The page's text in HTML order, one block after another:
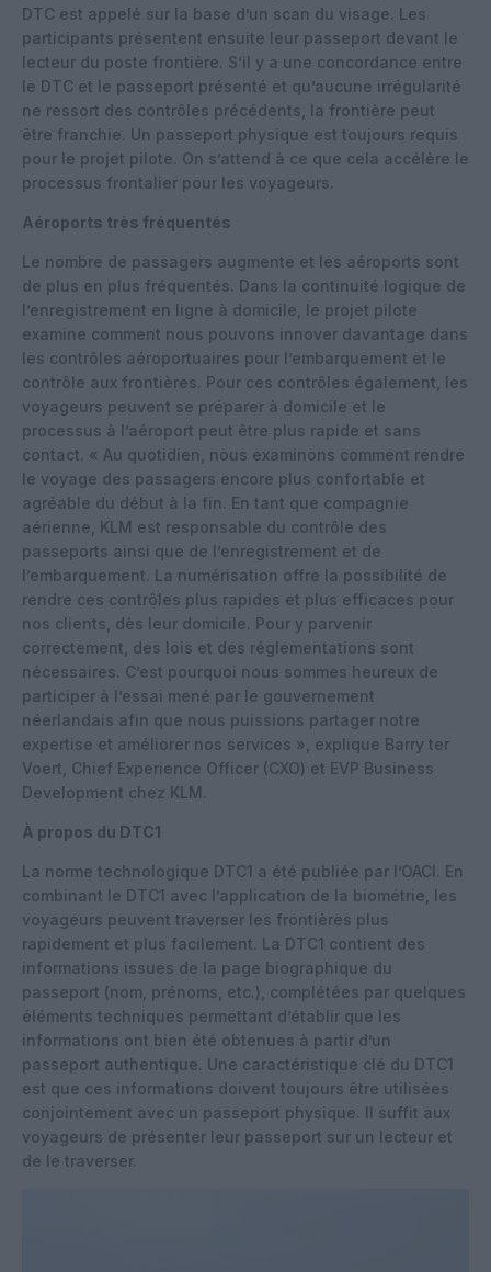
DTC est appelé sur la base d’un scan du visage. Les
participants présentent ensuite leur passeport devant le
lecteur du poste frontière. S’il y a une concordance entre
le DTC et le passeport présenté et qu’aucune irrégularité
ne ressort des contrôles précédents, la frontière peut
être franchie. Un passeport physique est toujours requis
pour le projet pilote. On s’attend à ce que cela accélère le
processus frontalier pour les voyageurs.
Aéroports très fréquentés
Le nombre de passagers augmente et les aéroports sont
de plus en plus fréquentés. Dans la continuité logique de
l’enregistrement en ligne à domicile, le projet pilote
examine comment nous pouvons innover davantage dans
les contrôles aéroportuaires pour l’embarquement et le
contrôle aux frontières. Pour ces contrôles également, les
voyageurs peuvent se préparer à domicile et le
processus à l’aéroport peut être plus rapide et sans
contact. « Au quotidien, nous examinons comment rendre
le voyage des passagers encore plus confortable et
agréable du début à la fin. En tant que compagnie
aérienne, KLM est responsable du contrôle des
passeports ainsi que de l’enregistrement et de
l’embarquement. La numérisation offre la possibilité de
rendre ces contrôles plus rapides et plus efficaces pour
nos clients, dès leur domicile. Pour y parvenir
correctement, des lois et des réglementations sont
nécessaires. C’est pourquoi nous sommes heureux de
participer à l’essai mené par le gouvernement
néerlandais afin que nous puissions partager notre
expertise et améliorer nos services », explique Barry ter
Voert, Chief Experience Officer (CXO) et EVP Business
Development chez KLM.
À propos du DTC1
La norme technologique DTC1 a été publiée par l’OACI. En
combinant le DTC1 avec l’application de la biométrie, les
voyageurs peuvent traverser les frontières plus
rapidement et plus facilement. La DTC1 contient des
informations issues de la page biographique du
passeport (nom, prénoms, etc.), complétées par quelques
éléments techniques permettant d’établir que les
informations ont bien été obtenues à partir d’un
passeport authentique. Une caractéristique clé du DTC1
est que ces informations doivent toujours être utilisées
conjointement avec un passeport physique. Il suffit aux
voyageurs de présenter leur passeport sur un lecteur et
de le traverser.